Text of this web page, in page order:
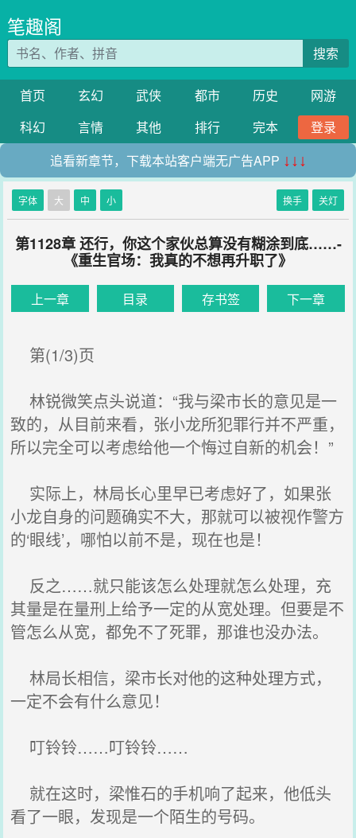
笔趣阁
搜索
首页 玄幻 武侠 都市 历史
网游
科幻
言情 其他 排行 完本
登录
追看新章节，下载本站客户端无广告APP ↓↓↓
字体 大 中 小 换手 关灯
第1128章 还行，你这个家伙总算没有糊涂到底……-
《重生官场：我真的不想再升职了》
上一章 目录 存书签 下一章
第(1/3)页
林锐微笑点头说道：“我与梁市长的意见是一
致的，从目前来看，张小龙所犯罪行并不严重，
所以完全可以考虑给他一个悔过自新的机会！”
实际上，林局长心里早已考虑好了，如果张
小龙自身的问题确实不大，那就可以被视作警方
的‘眼线’，哪怕以前不是，现在也是！
反之……就只能该怎么处理就怎么处理，充
其量是在量刑上给予一定的从宽处理。但要是不
管怎么从宽，都免不了死罪，那谁也没办法。
林局长相信，梁市长对他的这种处理方式，
一定不会有什么意见！
叮铃铃……叮铃铃……
就在这时，梁惟石的手机响了起来，他低头
看了一眼，发现是一个陌生的号码。